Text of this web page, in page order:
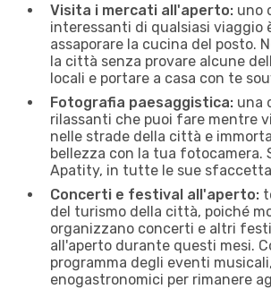
Visita i mercati all'aperto: uno
interessanti di qualsiasi viaggio
assaporare la cucina del posto.
la città senza provare alcune
locali e portare a casa con te
Fotografia paesaggistica: una
rilassanti che puoi fare mentre
nelle strade della città e
bellezza con la tua fotocamera.
Apatity, in tutte le sue
Concerti e festival all'aperto:
del turismo della città, poiché
organizzano concerti e altri
all'aperto durante questi mesi.
programma degli eventi
enogastronomici per rimanere